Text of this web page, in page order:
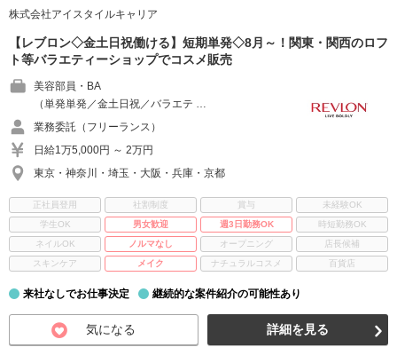
株式会社アイスタイルキャリア
【レブロン◇金土日祝働ける】短期単発◇8月～！関東・関西のロフ
ト等バラエティーショップでコスメ販売
美容部員・BA
（単発単発／金土日祝／バラエテ …
業務委託（フリーランス）
日給1万5,000円 ～ 2万円
東京・神奈川・埼玉・大阪・兵庫・京都
正社員登用 社割制度 賞与
未経験OK
学生OK
男女歓迎 週3日勤務OK
時短勤務OK
ネイルOK
ノルマなし オープニング
店長候補
スキンケア
メイク ナチュラルコスメ 百貨店
来社なしでお仕事決定 継続的な案件紹介の可能性あり
気になる 詳細を見る